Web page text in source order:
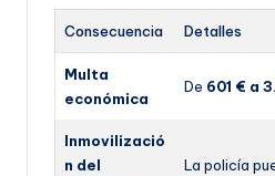
Consecuencia Detalles
Multa
económica
De 601 € a
Inmovilizació
n del
La policía